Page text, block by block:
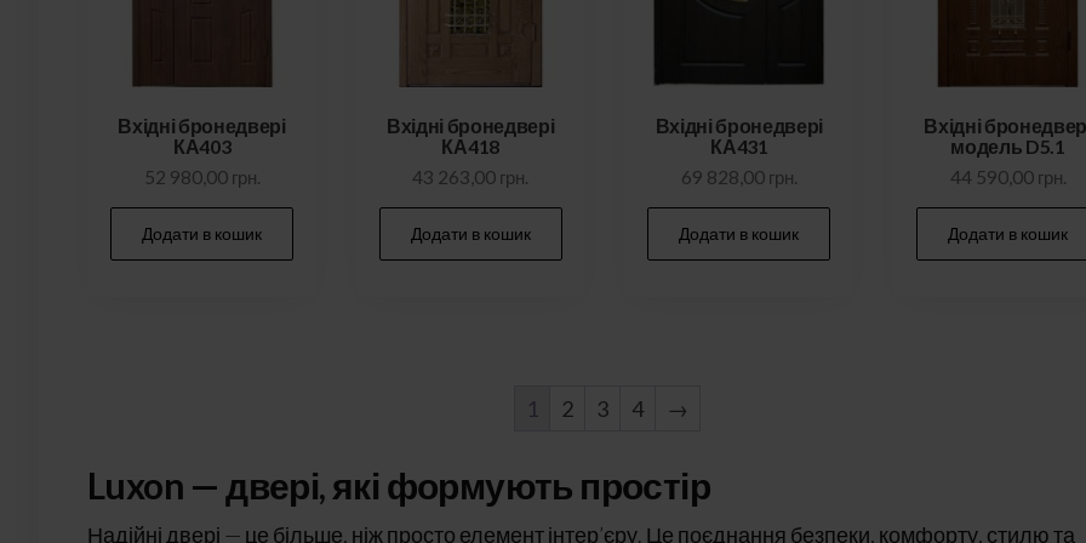
Вхідні бронедвері
КА403
52 980,00 грн.
Додати в кошик
Вхідні бронедвері
КА418
43 263,00 грн.
Додати в кошик
Вхідні бронедвері
КА431
69 828,00 грн.
Додати в кошик
Вхідні
модель D5.1
44 590,00 грн.
Додати в кошик
1 2 3 4 →
Luxon — двері, які формують простір
Надійні двері — це більше, ніж просто елемент інтер’єру. Це поєднання безпеки, комфорту, стилю та